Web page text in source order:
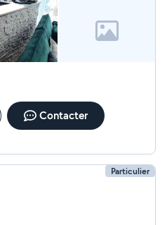
Contacter
Particulier